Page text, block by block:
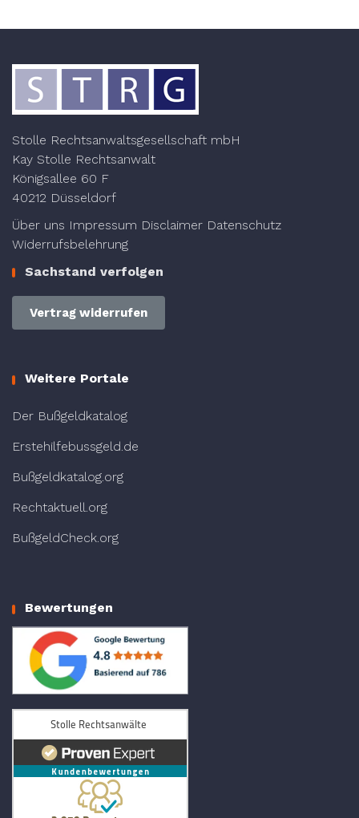
Stolle Rechtsanwaltsgesellschaft mbH
Kay Stolle Rechtsanwalt
Königsallee 60 F
40212 Düsseldorf
Über uns Impressum Disclaimer Datenschutz
Widerrufsbelehrung
Sachstand verfolgen
Vertrag widerrufen
Weitere Portale
Der Bußgeldkatalog
Erstehilfebussgeld.de
Bußgeldkatalog.org
Rechtaktuell.org
BußgeldCheck.org
Bewertungen